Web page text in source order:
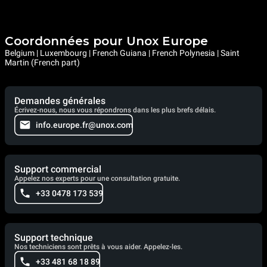
Coordonnées pour Unox Europe
Belgium | Luxembourg | French Guiana | French Polynesia | Saint
Martin (French part)
Demandes générales
Écrivez-nous, nous vous répondrons dans les plus brefs délais.
info.europe.fr@unox.com
Support commercial
Appelez nos experts pour une consultation gratuite.
+33 0478 173 539
Support technique
Nos techniciens sont prêts à vous aider. Appelez-les.
+33 481 68 18 89